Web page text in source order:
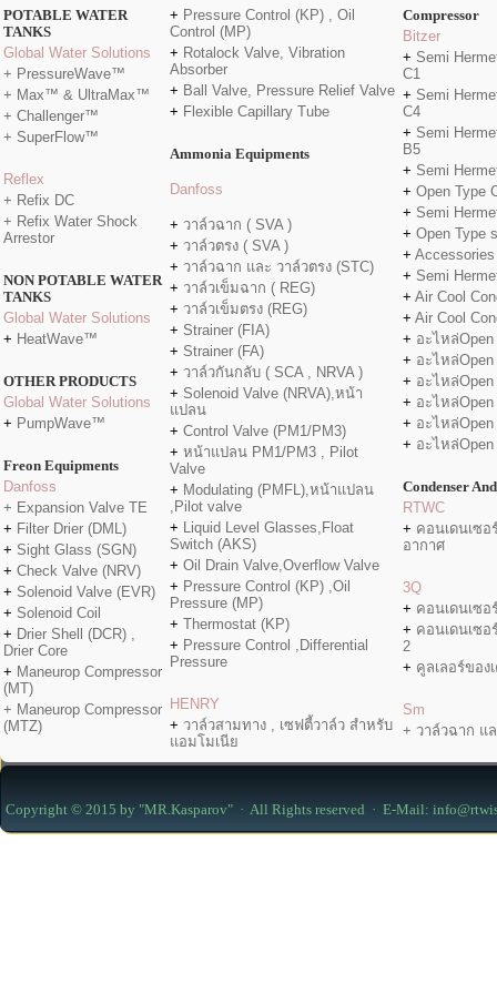
POTABLE WATER
TANKS
Global Water Solutions
+ PressureWave™
+ Max™ & UltraMax™
+ Challenger™
+ SuperFlow™
Reflex
+ Refix DC
+ Refix Water Shock
Arrestor
NON POTABLE WATER
TANKS
Global Water Solutions
+ HeatWave™
OTHER PRODUCTS
Global Water Solutions
+ PumpWave™
Freon Equipments
Danfoss
+ Expansion Valve TE
+ Filter Drier (DML)
+ Sight Glass (SGN)
+ Check Valve (NRV)
+ Solenoid Valve (EVR)
+ Solenoid Coil
+ Drier Shell (DCR) ,
Drier Core
+ Maneurop Compressor
(MT)
+ Maneurop Compressor
(MTZ)
+ Pressure Control (KP) , Oil
Control (MP)
+ Rotalock Valve, Vibration
Absorber
+ Ball Valve, Pressure Relief Valve
+ Flexible Capillary Tube
Ammonia Equipments
Danfoss
+ วาล์วฉาก ( SVA )
+ วาล์วตรง ( SVA )
+ วาล์วฉาก และ วาล์วตรง (STC)
+ วาล์วเข็มฉาก ( REG)
+ วาล์วเข็มตรง (REG)
+ Strainer (FIA)
+ Strainer (FA)
+ วาล์วกันกลับ ( SCA , NRVA )
+ Solenoid Valve (NRVA),หน้า
แปลน
+ Control Valve (PM1/PM3)
+ หน้าแปลน PM1/PM3 , Pilot
Valve
+ Modulating (PMFL),หน้าแปลน
,Pilot valve
+ Liquid Level Glasses,Float
Switch (AKS)
+ Oil Drain Valve,Overflow Valve
+ Pressure Control (KP) ,Oil
Pressure (MP)
+ Thermostat (KP)
+ Pressure Control ,Differential
Pressure
HENRY
+ วาล์วสามทาง , เซฟตี้วาล์ว สำหรับ
แอมโมเนีย
Compressor
Bitzer
+ Semi
C1
+ Semi
C4
+ Semi
B5
+ Semi
+ Open Type
+ Semi
+ Open Type
+
+ Semi
+ Air Cool
+ Air Cool
+ อะไหล่Open
+ อะไหล่Open
+ อะไหล่Open
+ อะไหล่Open
+ อะไหล่Open
+ อะไหล่Open
Condenser
RTWC
+ คอนเดนเซ
อากาศ
3Q
+ คอนเดนเซ
+ คอนเดนเซ
2
+ คูลเลอร์ของ
Sm
+ วาล์วฉาก แ
Copyright © 2015 by "MR.Kasparov" · All Rights reserved · E-Mail: